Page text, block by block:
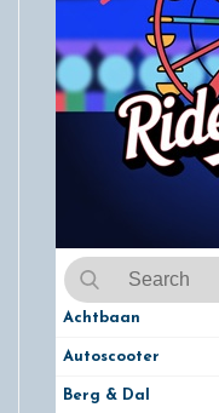
Achtbaan
Autoscooter
Berg & Dal